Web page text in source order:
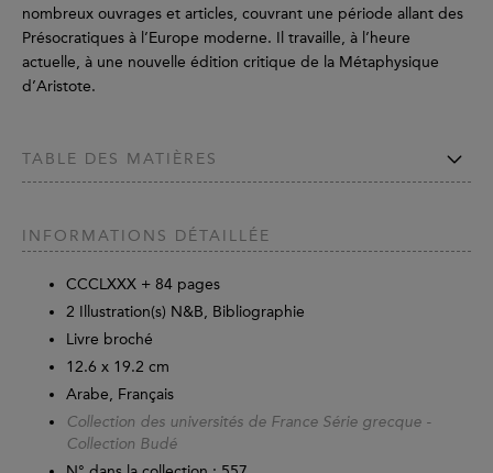
nombreux ouvrages et articles, couvrant une période allant des
Présocratiques à l’Europe moderne. Il travaille, à l’heure
actuelle, à une nouvelle édition critique de la Métaphysique
d’Aristote.
TABLE DES MATIÈRES
INFORMATIONS DÉTAILLÉE
CCCLXXX + 84 pages
2 Illustration(s) N&B, Bibliographie
Livre broché
12.6 x 19.2 cm
Arabe, Français
Collection des universités de France Série grecque -
Collection Budé